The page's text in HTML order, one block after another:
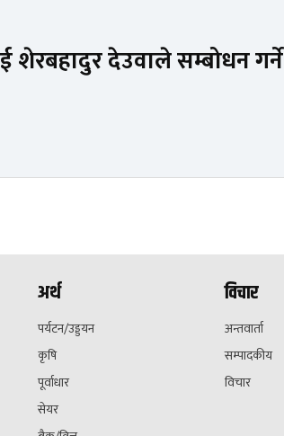
शेरबहादुर देउवाले सम्बोधन गर्ने
अर्थ
पर्यटन/उड्डयन
कृषि
पूर्वाधार
सेयर
विचार
अन्तवार्ता
सम्पादकीय
विचार